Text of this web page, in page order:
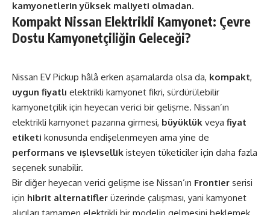
kamyonetlerin yüksek maliyeti olmadan.
Kompakt Nissan Elektrikli Kamyonet: Çevre
Dostu Kamyonetçiliğin Geleceği?
Nissan EV Pickup hâlâ erken aşamalarda olsa da, kompakt,
uygun fiyatlı elektrikli kamyonet fikri, sürdürülebilir
kamyonetçilik için heyecan verici bir gelişme. Nissan’ın
elektrikli kamyonet pazarına girmesi, büyüklük veya fiyat
etiketi konusunda endişelenmeyen ama yine de
performans ve işlevsellik isteyen tüketiciler için daha fazla
seçenek sunabilir.
Bir diğer heyecan verici gelişme ise Nissan’ın Frontier serisi
için hibrit alternatifler üzerinde çalışması, yani kamyonet
alıcıları tamamen elektrikli bir modelin gelmesini beklemek